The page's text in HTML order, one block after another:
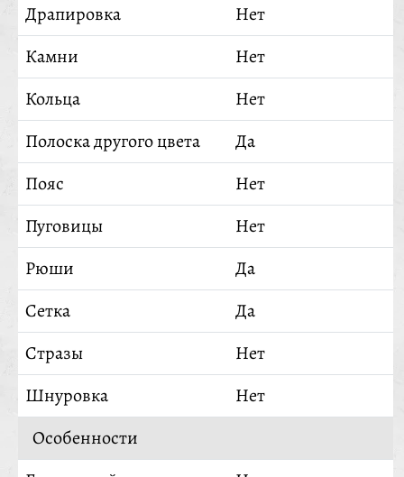
Драпировка
Нет
Камни
Нет
Кольца
Нет
Полоска другого цвета
Да
Пояс
Нет
Пуговицы
Нет
Рюши
Да
Сетка
Да
Стразы
Нет
Шнуровка
Нет
Особенности